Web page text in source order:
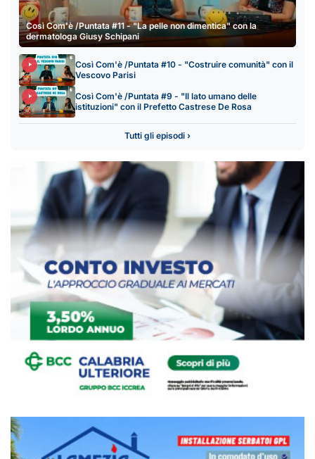
Così Com'è /Puntata #11 - "La pelle non dimentica" con la
dermatologa Giusy Schipani
Così Com'è /Puntata #10 - "Costruire comunità" con il
Vescovo Parisi
Così Com'è /Puntata #9 - "Il lato umano delle
istituzioni" con il Prefetto Castrese De Rosa
Tutti gli episodi ›